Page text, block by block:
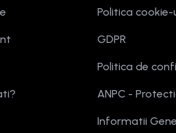
Politica cookie-
GDPR
Politica de
ANPC -
Informatii